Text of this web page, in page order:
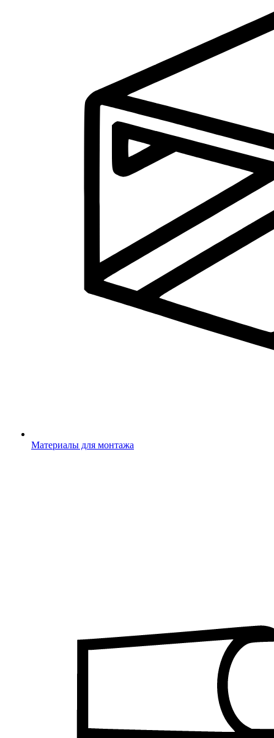
Материалы для монтажа